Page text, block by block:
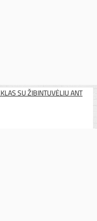
SU ŽIBINTUVĖLIU ANT